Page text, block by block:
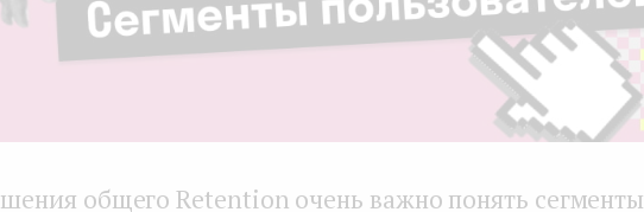
общего Retention очень важно понять сегменты